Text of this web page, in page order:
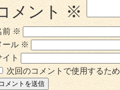
メント ※
前 ※
ール ※
イト
次回のコメントで使用するた